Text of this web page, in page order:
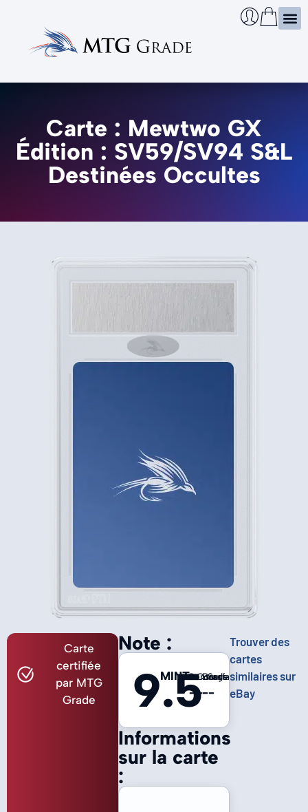
Carte : Mewtwo GX
Édition : SV59/SV94 S&L
Destinées Occultes
Carte
certifiée
par MTG
Grade
Informations
sur la carte
:
Note :
9.5
MINTCentrage
-
Coins
-
Bords
-
Surface
-
Trouver des
cartes
similaires sur
eBay